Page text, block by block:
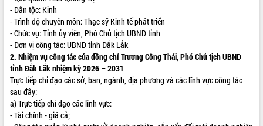
- Dân tộc: Kinh
- Trình độ chuyên môn: Thạc sỹ Kinh tế phát triển
- Chức vụ: Tỉnh ủy viên, Phó Chủ tịch UBND tỉnh
- Đơn vị công tác:UBND tỉnh Đắk Lắk
2. Nhiệm vụ công tác của đồng chíTrương Công Thái,Phó Chủ tịch UBND
tỉnh Đắk Lắk nhiệm kỳ 2026 – 2031
Trực tiếp chỉ đạo các sở, ban, ngành, địa phương và các lĩnh vực công tác
sau đây:
a) Trực tiếp chỉ đạo các lĩnh vực:
- Tài chính - giá cả;